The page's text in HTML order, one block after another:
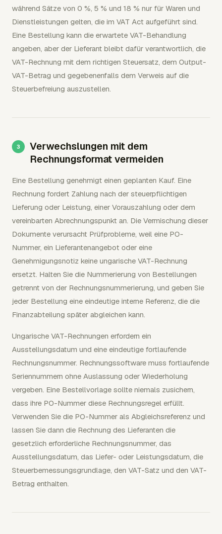
während Sätze von 0 %, 5 % und 18 % nur für Waren und
Dienstleistungen gelten, die im VAT Act aufgeführt sind.
Eine Bestellung kann die erwartete VAT-Behandlung
angeben, aber der Lieferant bleibt dafür verantwortlich, die
VAT-Rechnung mit dem richtigen Steuersatz, dem Output-
VAT-Betrag und gegebenenfalls dem Verweis auf die
Steuerbefreiung auszustellen.
Verwechslungen mit dem
Rechnungsformat vermeiden
Eine Bestellung genehmigt einen geplanten Kauf. Eine
Rechnung fordert Zahlung nach der steuerpflichtigen
Lieferung oder Leistung, einer Vorauszahlung oder dem
vereinbarten Abrechnungspunkt an. Die Vermischung dieser
Dokumente verursacht Prüfprobleme, weil eine PO-
Nummer, ein Lieferantenangebot oder eine
Genehmigungsnotiz keine ungarische VAT-Rechnung
ersetzt. Halten Sie die Nummerierung von Bestellungen
getrennt von der Rechnungsnummerierung, und geben Sie
jeder Bestellung eine eindeutige interne Referenz, die die
Finanzabteilung später abgleichen kann.
Ungarische VAT-Rechnungen erfordern ein
Ausstellungsdatum und eine eindeutige fortlaufende
Rechnungsnummer. Rechnungssoftware muss fortlaufende
Seriennummern ohne Auslassung oder Wiederholung
vergeben. Eine Bestellvorlage sollte niemals zusichern,
dass ihre PO-Nummer diese Rechnungsregel erfüllt.
Verwenden Sie die PO-Nummer als Abgleichsreferenz und
lassen Sie dann die Rechnung des Lieferanten die
gesetzlich erforderliche Rechnungsnummer, das
Ausstellungsdatum, das Liefer- oder Leistungsdatum, die
Steuerbemessungsgrundlage, den VAT-Satz und den VAT-
Betrag enthalten.